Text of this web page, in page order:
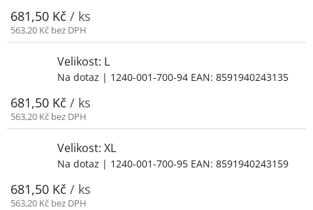
681,50 Kč / ks
563,20 Kč bez DPH
Velikost: L
Na dotaz | 1240-001-700-94 EAN: 8591940243135
681,50 Kč / ks
563,20 Kč bez DPH
Velikost: XL
Na dotaz | 1240-001-700-95 EAN: 8591940243159
681,50 Kč / ks
563,20 Kč bez DPH